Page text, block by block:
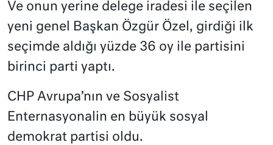
Ve onun yerine delege iradesi ile seçilen
yeni genel Başkan Özgür Özel, girdiği ilk
seçimde aldığı yüzde 36 oy ile partisini
birinci parti yaptı.
CHP Avrupa’nın ve Sosyalist
Enternasyonalin en büyük sosyal
demokrat partisi oldu.